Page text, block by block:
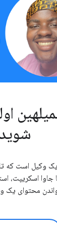
شوید
یک وکیل است که
جاوا اسکریپت،
محتوای یک